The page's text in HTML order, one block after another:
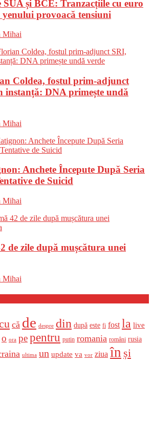
SUA și BCE: Tranzacțiile cu euro
yenului provoacă tensiuni
Mihai
Coldea, fostul prim-adjunct
instanță: DNA primește undă
Mihai
Anchete Începute După Seria
de Suicid
Mihai
de zile după mușcătura unei
Mihai
că de despre din după este fi fost la live
o ora pepentru putin romania români rusia
ultima un update va vor ziua în și